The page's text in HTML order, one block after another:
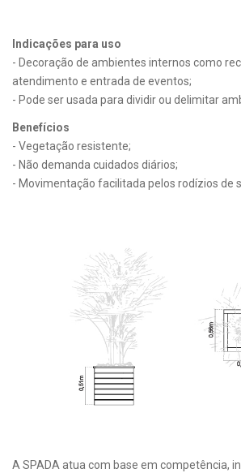
Indicações para uso
- Decoração de ambientes internos como
atendimento e entrada de eventos;
- Pode ser usada para dividir ou delimitar
Benefícios
- Vegetação resistente;
- Não demanda cuidados diários;
- Movimentação facilitada pelos rodízios de
A SPADA atua com base em competência,